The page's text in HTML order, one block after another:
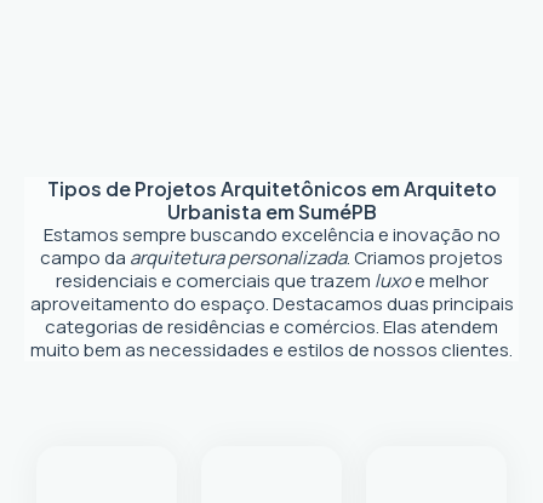
Tipos de Projetos Arquitetônicos emArquiteto
Urbanista em SuméPB
Estamos sempre buscando excelência e inovação no
campo da arquitetura personalizada. Criamos projetos
residenciais e comerciais que trazem luxoe melhor
aproveitamento do espaço. Destacamos duas principais
categorias de residências e comércios. Elas atendem
muito bem as necessidades e estilos de nossos clientes.